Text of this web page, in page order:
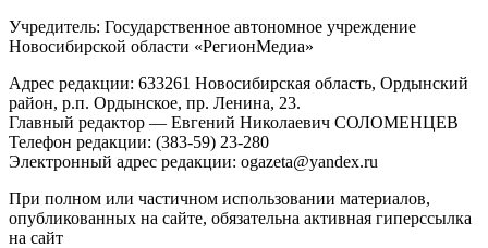
Учредитель: Государственное автономное учреждение
Новосибирской области «РегионМедиа»
Адрес редакции: 633261 Новосибирская область, Ордынский
район, р.п. Ордынское, пр. Ленина, 23.
Главный редактор — Евгений Николаевич СОЛОМЕНЦЕВ
Телефон редакции: (383-59) 23-280
Электронный адрес редакции: ogazeta@yandex.ru
При полном или частичном использовании материалов,
опубликованных на сайте, обязательна активная гиперссылка
на сайт